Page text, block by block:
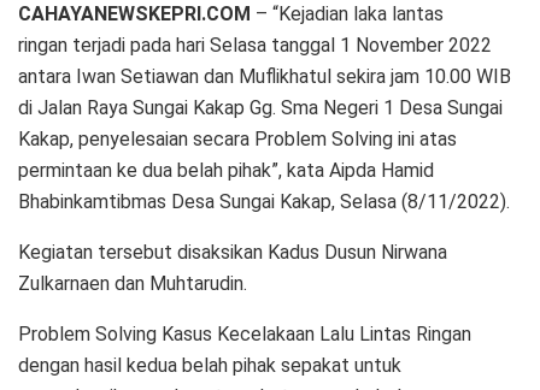
CAHAYANEWSKEPRI.COM – “Kejadian laka lantas
ringan terjadi pada hari Selasa tanggal 1 November 2022
antara Iwan Setiawan dan Muflikhatul sekira jam 10.00 WIB
di Jalan Raya Sungai Kakap Gg. Sma Negeri 1 Desa Sungai
Kakap, penyelesaian secara Problem Solving ini atas
permintaan ke dua belah pihak”, kata Aipda Hamid
Bhabinkamtibmas Desa Sungai Kakap, Selasa (8/11/2022).
Kegiatan tersebut disaksikan Kadus Dusun Nirwana
Zulkarnaen dan Muhtarudin.
Problem Solving Kasus Kecelakaan Lalu Lintas Ringan
dengan hasil kedua belah pihak sepakat untuk